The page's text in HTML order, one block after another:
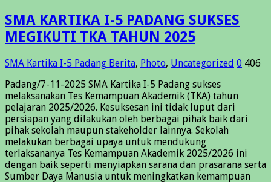
SMA KARTIKA I-5 PADANG SUKSES
MEGIKUTI TKA TAHUN 2025
SMA Kartika I-5 Padang Berita, Photo, Uncategorized 0 406
Padang/7-11-2025 SMA Kartika I-5 Padang sukses
melaksanakan Tes Kemampuan Akademik (TKA) tahun
pelajaran 2025/2026. Kesuksesan ini tidak luput dari
persiapan yang dilakukan oleh berbagai pihak baik dari
pihak sekolah maupun stakeholder lainnya. Sekolah
melakukan berbagai upaya untuk mendukung
terlaksananya Tes Kemampuan Akademik 2025/2026 ini
dengan baik seperti menyiapkan sarana dan prasarana serta
Sumber Daya Manusia untuk meningkatkan kemampuan